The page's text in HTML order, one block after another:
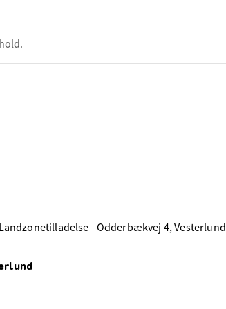
Landzonetilladelse –Odderbækvej 4, Vesterlund